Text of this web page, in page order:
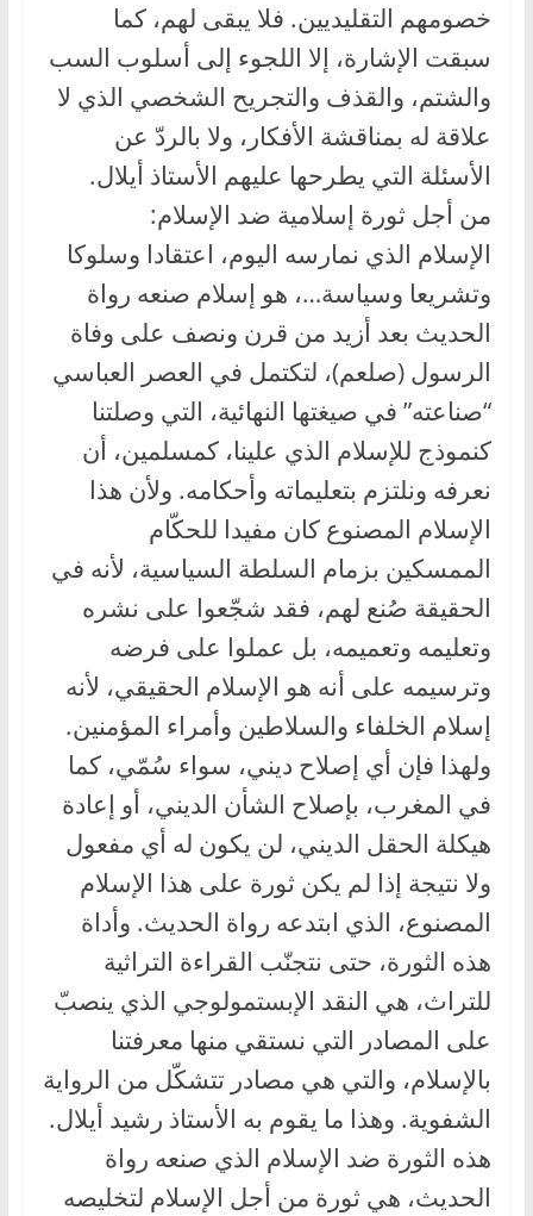
خصومهم التقليديين. فلا يبقى لهم، كما
سبقت الإشارة، إلا اللجوء إلى أسلوب السب
والشتم، والقذف والتجريح الشخصي الذي لا
علاقة له بمناقشة الأفكار، ولا بالردّ عن
الأسئلة التي يطرحها عليهم الأستاذ أيلال.
من أجل ثورة إسلامية ضد الإسلام:
الإسلام الذي نمارسه اليوم، اعتقادا وسلوكا
وتشريعا وسياسة…، هو إسلام صنعه رواة
الحديث بعد أزيد من قرن ونصف على وفاة
الرسول (صلعم)، لتكتمل في العصر العباسي
“صناعته” في صيغتها النهائية، التي وصلتنا
كنموذج للإسلام الذي علينا، كمسلمين، أن
نعرفه ونلتزم بتعليماته وأحكامه. ولأن هذا
الإسلام المصنوع كان مفيدا للحكّام
الممسكين بزمام السلطة السياسية، لأنه في
الحقيقة صُنع لهم، فقد شجّعوا على نشره
وتعليمه وتعميمه، بل عملوا على فرضه
وترسيمه على أنه هو الإسلام الحقيقي، لأنه
إسلام الخلفاء والسلاطين وأمراء المؤمنين.
ولهذا فإن أي إصلاح ديني، سواء سُمّي، كما
في المغرب، بإصلاح الشأن الديني، أو إعادة
هيكلة الحقل الديني، لن يكون له أي مفعول
ولا نتيجة إذا لم يكن ثورة على هذا الإسلام
المصنوع، الذي ابتدعه رواة الحديث. وأداة
هذه الثورة، حتى نتجنّب القراءة التراثية
للتراث، هي النقد الإبستمولوجي الذي ينصبّ
على المصادر التي نستقي منها معرفتنا
بالإسلام، والتي هي مصادر تتشكّل من الرواية
الشفوية. وهذا ما يقوم به الأستاذ رشيد أيلال.
هذه الثورة ضد الإسلام الذي صنعه رواة
الحديث، هي ثورة من أجل الإسلام لتخليصه